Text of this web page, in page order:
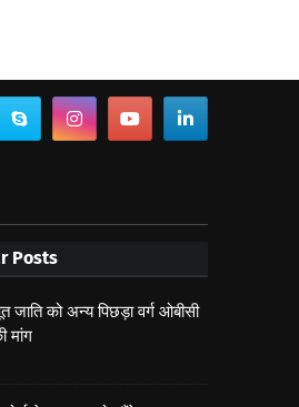
Posts
जाति को अन्य पिछड़ा वर्ग ओबीसी
मांग